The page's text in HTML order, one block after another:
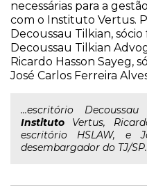
necessárias para a
com o Instituto Vertus.
Decoussau Tilkian,
Decoussau Tilkian
Ricardo Hasson Sayeg,
José Carlos Ferreira
...escritório
Instituto Vertus,
escritório HSLAW, e
desembargador do TJ/SP.